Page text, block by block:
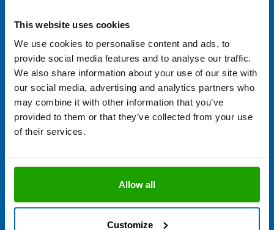
This website uses cookies
We use cookies to personalise content and ads, to
provide social media features and to analyse our traffic.
We also share information about your use of our site with
our social media, advertising and analytics partners who
may combine it with other information that you’ve
provided to them or that they’ve collected from your use
of their services.
Allow all
Customize
Unsere Anwendungsberatung ist Mo. - Do. von 7.00 bis 16.00
Uhr und Fr. von 7.00 bis 13.00 Uhr erreichbar und freut sich über
Ihre Anfrage.